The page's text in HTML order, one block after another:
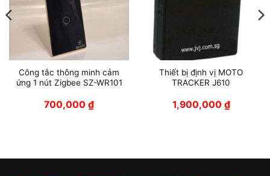
Công tắc thông minh cảm
ứng 1 nút Zigbee SZ-WR101
700,000 ₫
Thiết bị định vị MOTO
TRACKER J610
1,900,000 ₫